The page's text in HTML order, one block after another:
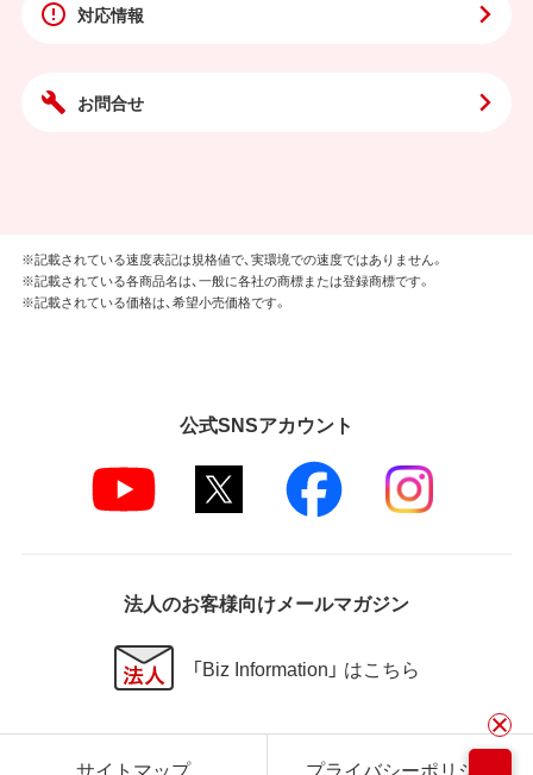
対応情報
お問合せ
※記載されている速度表記は規格値で、実環境での速度ではありません。
※記載されている各商品名は、一般に各社の商標または登録商標です。
※記載されている価格は、希望小売価格です。
公式SNSアカウント
法人のお客様向けメールマガジン
「Biz Information」 はこちら